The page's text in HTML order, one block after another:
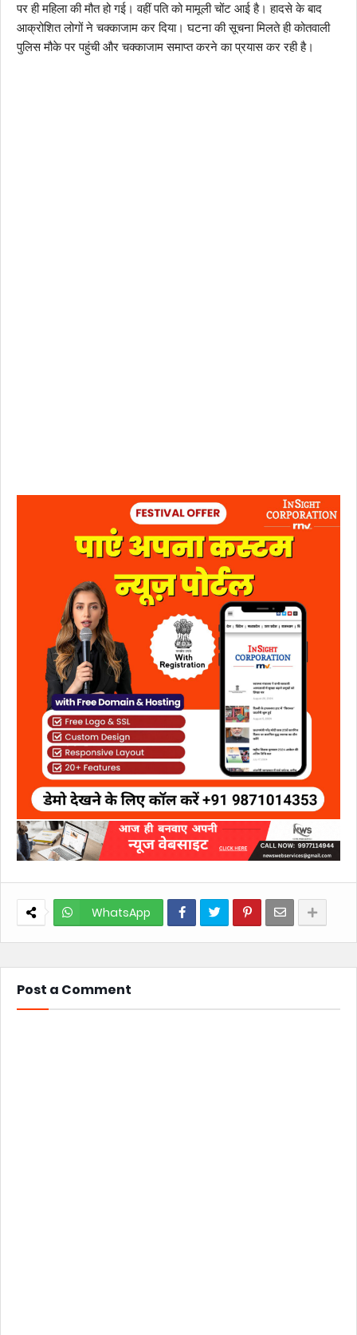
पर ही महिला की मौत हो गई। वहीं पति को मामूली चोंट आई है। हादसे के बाद
आक्रोशित लोगों ने चक्काजाम कर दिया। घटना की सूचना मिलते ही कोतवाली
पुलिस मौके पर पहुंची और चक्काजाम समाप्त करने का प्रयास कर रही है।
WhatsApp
Post a Comment